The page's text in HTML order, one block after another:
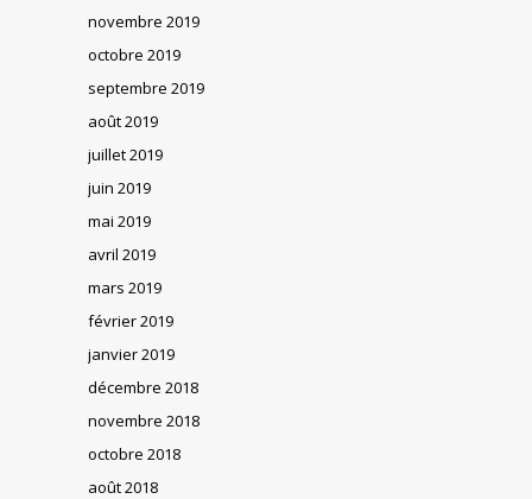
novembre 2019
octobre 2019
septembre 2019
août 2019
juillet 2019
juin 2019
mai 2019
avril 2019
mars 2019
février 2019
janvier 2019
décembre 2018
novembre 2018
octobre 2018
août 2018